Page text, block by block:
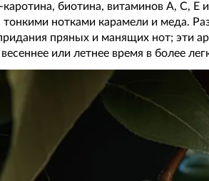
каротина, биотина, витаминов A, C,
тонкими нотками карамели и меда.
пряных и манящих нот; эти
или летнее время в более